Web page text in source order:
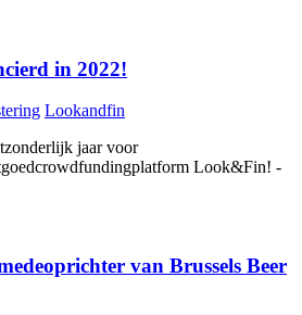
in 2022!
Lookandfin
jaar voor
Look&Fin! -
van Brussels Beer